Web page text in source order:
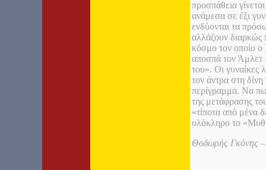
προσπάθεια
ανάμεσα σε έξι
ενδύονται τα
αλλάζουν
κόσμο τον οποίο
αποσπά τον Άμλετ
του». Οι γυναίκες
τον άντρα στη
περίγραμμα. Να
της μετάφρασης
«τίποτα από μένα
ολόκληρο το
Θοδωρής Γκόνης –